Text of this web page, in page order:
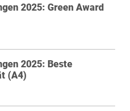
2025: Green Award
2025: Beste
(A4)